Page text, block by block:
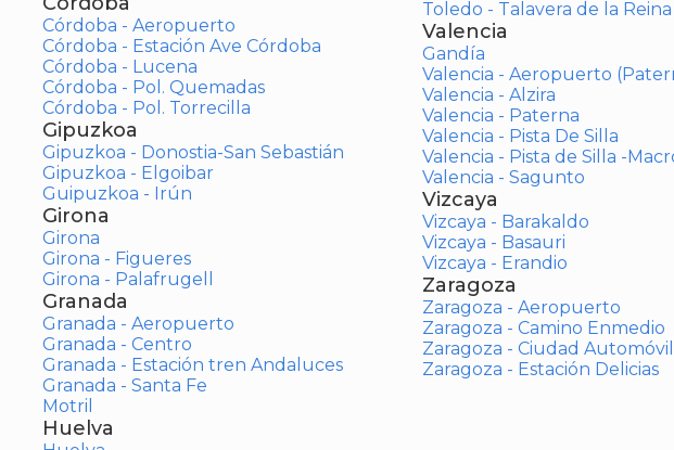
Córdoba - Aeropuerto
Córdoba - Estación Ave Córdoba
Córdoba - Lucena
Córdoba - Pol. Quemadas
Córdoba - Pol. Torrecilla
Gipuzkoa
Gipuzkoa - Donostia-San Sebastián
Gipuzkoa - Elgoibar
Guipuzkoa - Irún
Girona
Girona
Girona - Figueres
Girona - Palafrugell
Granada
Granada - Aeropuerto
Granada - Centro
Granada - Estación tren Andaluces
Granada - Santa Fe
Motril
Huelva
Toledo - Talavera de la Reina
Valencia
Gandía
Valencia - Aeropuerto
Valencia - Alzira
Valencia - Paterna
Valencia - Pista De Silla
Valencia - Pista de Silla -
Valencia - Sagunto
Vizcaya
Vizcaya - Barakaldo
Vizcaya - Basauri
Vizcaya - Erandio
Zaragoza
Zaragoza - Aeropuerto
Zaragoza - Camino Enmedio
Zaragoza - Ciudad Automóvil
Zaragoza - Estación Delicias